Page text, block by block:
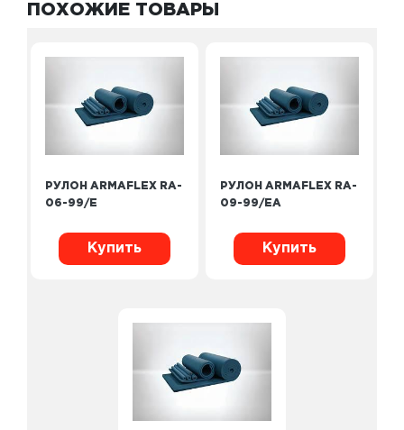
ПОХОЖИЕ ТОВАРЫ
РУЛОН ARMAFLEX RA-
06-99/E
Купить
РУЛОН ARMAFLEX RA-
09-99/EA
Купить